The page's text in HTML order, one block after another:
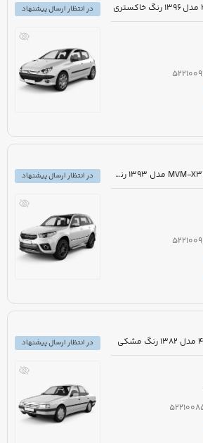
در انتظار ارسال پیشنهاد
مزایده دولتی خودرو MVM-X33 NEW مدل 1393 رنگ سفید
در انتظار ارسال پیشنهاد
در انتظار ارسال پیشنهاد